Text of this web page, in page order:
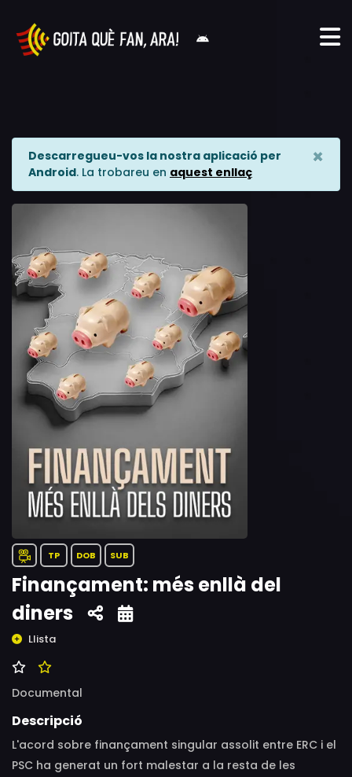
Descarregueu-vos la nostra aplicació per
Android. La trobareu en aquest enllaç
×
TP DOB SUB
Finançament: més enllà del
diners
Llista
Documental
Descripció
L'acord sobre finançament singular assolit entre ERC i el
PSC ha generat un fort malestar a la resta de les